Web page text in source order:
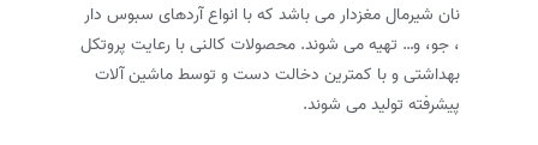
نان شیرمال مغزدار می باشد که با انواع آردهای سبوس دار
، جو، و… تهیه می شوند. محصولات کالنی با رعایت پروتکل
بهداشتی و با کمترین دخالت دست و توسط ماشین آلات
پیشرفته تولید می شوند.